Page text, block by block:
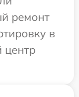
ремонт
в
центр